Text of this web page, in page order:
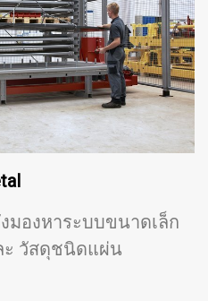
มองหาระบบขนาดเล็ก
ะ วัสดุชนิดแผ่น